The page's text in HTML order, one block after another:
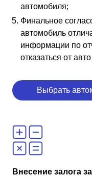
автомобиля;
Финальное
автомобиль
информации по
отказаться от
Выбрать
Внесение залога